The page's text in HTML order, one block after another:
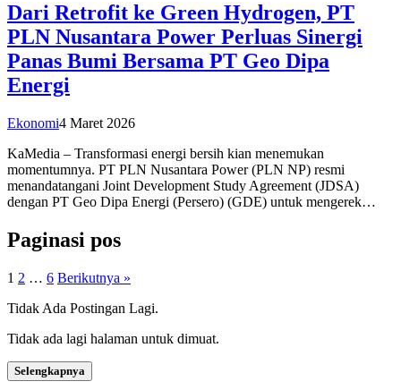
Dari Retrofit ke Green Hydrogen, PT
PLN Nusantara Power Perluas Sinergi
Panas Bumi Bersama PT Geo Dipa
Energi
Ekonomi4 Maret 2026
KaMedia – Transformasi energi bersih kian menemukan
momentumnya. PT PLN Nusantara Power (PLN NP) resmi
menandatangani Joint Development Study Agreement (JDSA)
dengan PT Geo Dipa Energi (Persero) (GDE) untuk mengerek…
Paginasi pos
1 2 … 6 Berikutnya »
Tidak Ada Postingan Lagi.
Tidak ada lagi halaman untuk dimuat.
Selengkapnya